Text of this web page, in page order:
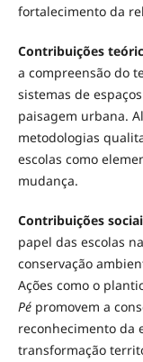
fortalecimento da
Contribuições
a compreensão do
sistemas de
paisagem urbana.
metodologias
escolas como
mudança.
Contribuições
papel das escolas
conservação
Ações como o
Pépromovem a
reconhecimento da
transformação